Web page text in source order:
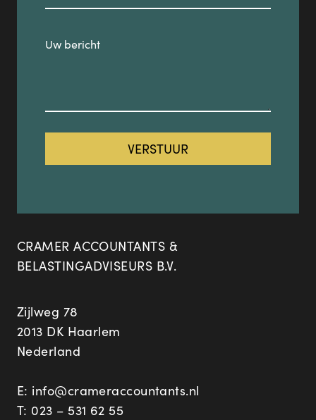
CRAMER ACCOUNTANTS &
BELASTINGADVISEURS B.V.
Zijlweg 78
2013 DK Haarlem
Nederland
E: info@crameraccountants.nl
T: 023 – 531 62 55